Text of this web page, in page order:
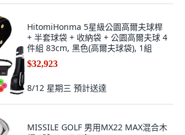
HitomiHonma 5星級公園高爾夫球桿
+ 半套球袋 + 收納袋 + 公園高爾夫球 4
件組 83cm, 黑色(高爾夫球袋), 1組
$32,923
8/12 星期三 預計送達
MISSILE GOLF 男用MX22 MAX混合木